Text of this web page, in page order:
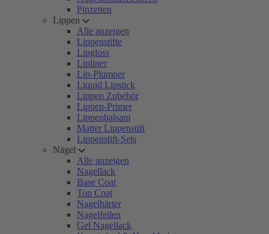
Pinzetten
Lippen
Alle anzeigen
Lippenstifte
Lipgloss
Lipliner
Lip-Plumper
Liquid Lipstick
Lippen Zubehör
Lippen-Primer
Lippenbalsam
Matter Lippenstift
Lippenstift-Sets
Nägel
Alle anzeigen
Nagellack
Base Coat
Top Coat
Nagelhärter
Nagelfeilen
Gel Nagellack